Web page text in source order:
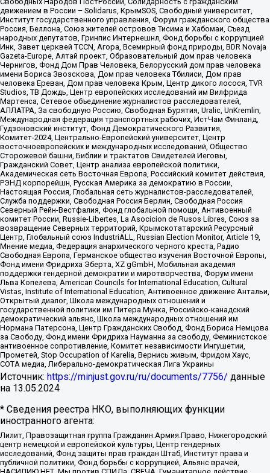
движением в России – Solidarus, КрымSOS, Свободный университет,
Институт государственного управления, Форум гражданского общества
Россия, Беллона, Союз жителей островов Тисима и Хабомаи, Съезд
народных депутатов, Гринпис Интернешнл, Фонд борьбы с коррупцией
Инк, Завет церквей TCCN, Агора, Всемирный фонд природы, BDR Novaja
Gazeta-Europe, Алтай проект, Образовательный дом прав человека
Чернигов, Фонд Дом Прав Человека, Белорусский дом прав человека
имени Бориса Звозскова, Дом прав человека Тбилиси, Дом прав
человека Ереван, Дом прав человека Крым, Центр дикого лосося, TVR
Studios, ТВ Дождь, Центр европейских исследований им Вилфрида
Мартенса, Сетевое объединение журналистов расследователей,
АЛЛАТРА, За свободную Россию, Свободная Бурятия, Uralic, UnKremlin,
Международная федерация транспортных рабочих, ИстЧам Финланд,
Гудзоновский институт, Фонд Демократического Развития,
Комитет-2024, Центрально-Европейский университет, Центр
восточноевропейских и международных исследований, Общество
Сторожевой башни, Библии и трактатов Свидетелей Иеговы,
Гражданский Совет, Центр анализа европейской политики,
Академическая сеть Восточная Европа, Российский комитет действия,
РЭНД корпорейшн, Русская Америка за демократию в России,
Настоящая Россия, Глобальная сеть журналистов-расследователей,
Служба поддержки, Свободная Россия Берлин, Свободная Россия
Северный Рейн-Вестфалия, Фонд глобальной помощи, Антивоенный
комитет России, Russie-Libertes, La Asocicion de Rusos Libres, Союз за
возвращение Северных территорий, Крымскотатарский Ресурсный
Центр, Глобальный союз IndustriALL, Russian Election Monitor, Article 19,
Мнение медиа, Федерация анархического черного креста, Радио
Свободная Европа, Германское общество изучения Восточной Европы,
Фонд имени Фридриха Эберта, XZ gGmbH, Мобильная академия
поддержки гендерной демократии и миротворчества, Форум имени
Льва Копелева, American Councils for International Education, Cultural
Vistas, Institute of International Education, Антивоенное движение Антальи,
Открытый диалог, Школа международных отношений и
государственной политики им Питера Мунка, Российско-канадский
демократический альянс, Школа международных отношений им
Нормана Патерсона, Центр Гражданских Свобод, Фонд Бориса Немцова
за Свободу, Фонд имени Фридриха Науманна за свободу, Феминистское
антивоенное сопротивление, Комитет независимости Ингушетии,
Прометей, Stop Occupation of Karelia, Вернись живым, Фридом Хаус,
СОТА медиа, Либерально-демократическая Лига Украины
Источник: https://minjust.gov.ru/ru/documents/7756/ данные
на 13.05.2024
* Сведения реестра НКО, выполняющих функции
иностранного агента:
Лилит, Правозащитная группа Гражданин.Армия.Право, Нижегородский
центр немецкой и европейской культуры, Центр гендерных
исследований, Фонд защиты прав граждан Штаб, Институт права и
публичной политики, Фонд борьбы с коррупцией, Альянс врачей,